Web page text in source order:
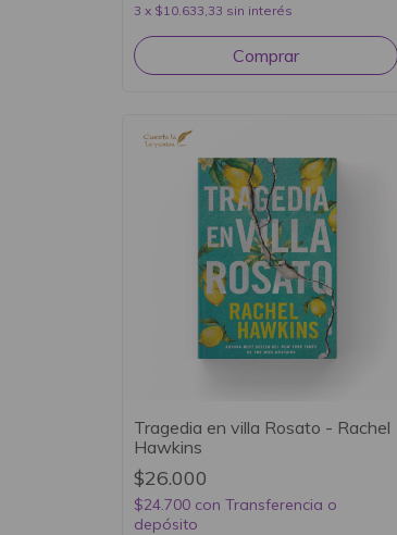
3 x $10.633,33 sin interés
Tragedia en villa Rosato - Rachel
Hawkins
$26.000
$24.700 con Transferencia o
depósito